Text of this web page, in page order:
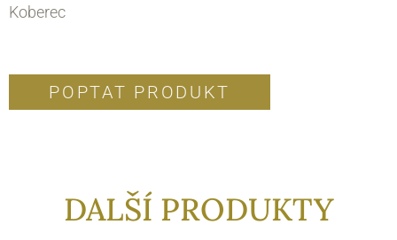
Koberec
POPTAT PRODUKT
DALŠÍ PRODUKTY